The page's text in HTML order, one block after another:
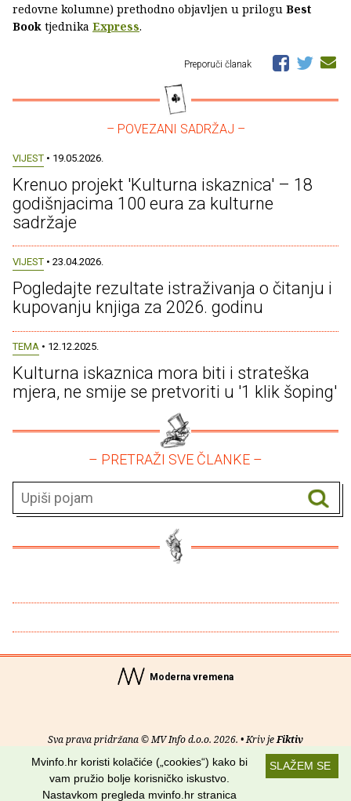
redovne kolumne) prethodno objavljen u prilogu Best
Book tjednika Express.
Preporuči članak
– POVEZANI SADRŽAJ –
VIJEST • 19.05.2026.
Krenuo projekt 'Kulturna iskaznica' – 18
godišnjacima 100 eura za kulturne
sadržaje
VIJEST • 23.04.2026.
Pogledajte rezultate istraživanja o čitanju i
kupovanju knjiga za 2026. godinu
TEMA • 12.12.2025.
Kulturna iskaznica mora biti i strateška
mjera, ne smije se pretvoriti u '1 klik šoping'
– PRETRAŽI SVE ČLANKE –
Moderna vremena
Sva prava pridržana © MV Info d.o.o. 2026. • Kriv jeFiktiv
O nama• Pomoć• Uvjeti korištenja•RSS kanaliSLAŽEM SE
Mvinfo.hr koristi kolačiće („cookies“) kako bi
vam pružio bolje korisničko iskustvo.
Nastavkom pregleda mvinfo.hr stranica